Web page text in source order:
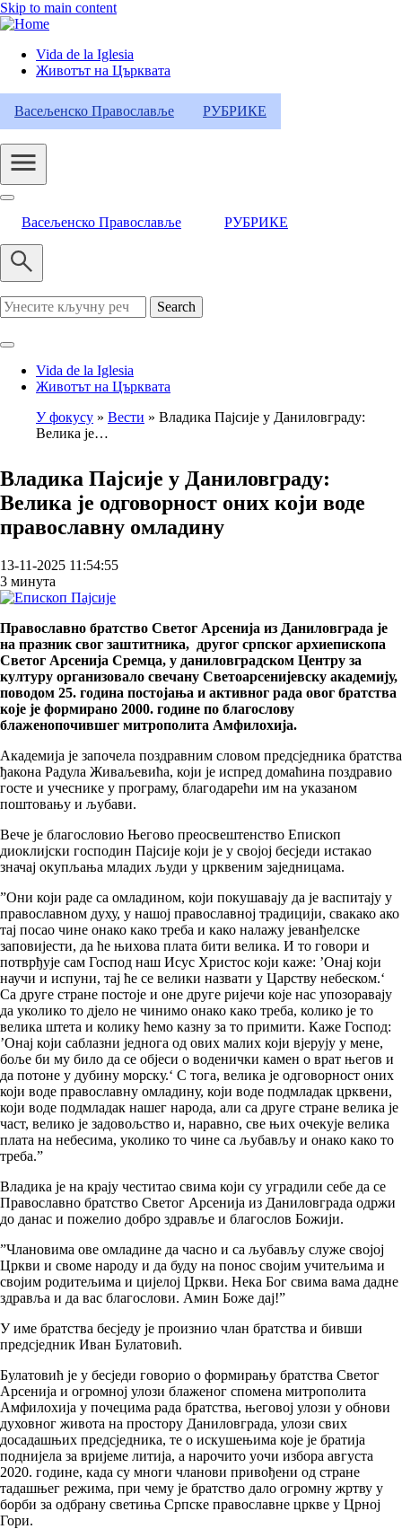
Skip to main content
Header
Category
Menu
Vida de la Iglesia
Животът на Църквата
Васељенско Православље РУБРИКЕ
Васељенско Православље РУБРИКЕ
Search
Vida de la Iglesia
Животът на Църквата
Breadcrumb
У фокусу Вести
Владика Пајсије у Даниловграду:
Велика је…
Владика Пајсије у Даниловграду:
Велика је одговорност оних који воде
православну омладину
13-11-2025 11:54:55
3 минута
Православно братство Светог Арсенија из Даниловграда је
на празник свог заштитника, другог српског архиепископа
Светог Арсенија Сремца, у даниловградском Центру за
културу организовало свечану Светоарсенијевску академију,
поводом 25. година постојања и активног рада овог братства
које је формирано 2000. године по благослову
блаженопочившег митрополита Амфилохија.
Академија је започела поздравним словом предсједника братства
ђакона Радула Живаљевића, који је испред домаћина поздравио
госте и учеснике у програму, благодарећи им на указаном
поштовању и љубави.
Вече је благословио Његово преосвештенство Епископ
диоклијски господин Пајсије који је у својој бесједи истакао
значај окупљања младих људи у црквеним заједницама.
”Они који раде са омладином, који покушавају да је васпитају у
православном духу, у нашој православној традицији, свакако ако
тај посао чине онако како треба и како налажу јеванђелске
заповијести, да ће њихова плата бити велика. И то говори и
потврђује сам Господ наш Исус Христос који каже: ’Онај који
научи и испуни, тај ће се велики назвати у Царству небеском.‘
Са друге стране постоје и оне друге ријечи које нас упозоравају
да уколико то дјело не чинимо онако како треба, колико је то
велика штета и колику ћемо казну за то примити. Каже Господ:
’Онај који саблазни једнога од ових малих који вјерују у мене,
боље би му било да се објеси о воденички камен о врат његов и
да потоне у дубину морску.‘ С тога, велика је одговорност оних
који воде православну омладину, који воде подмладак црквени,
који воде подмладак нашег народа, али са друге стране велика је
част, велико је задовољство и, наравно, све њих очекује велика
плата на небесима, уколико то чине са љубављу и онако како то
треба.”
Владика је на крају честитао свима који су уградили себе да се
Православно братство Светог Арсенија из Даниловграда одржи
до данас и пожелио добро здравље и благослов Божији.
”Члановима ове омладине да часно и са љубављу служе својој
Цркви и своме народу и да буду на понос својим учитељима и
својим родитељима и цијелој Цркви. Нека Бог свима вама дадне
здравља и да вас благослови. Амин Боже дај!”
У име братства бесједу је произнио члан братства и бивши
предсједник Иван Булатовић.
Булатовић је у бесједи говорио о формирању братства Светог
Арсенија и огромној улози блаженог спомена митрополита
Амфилохија у почецима рада братства, његовој улози у обнови
духовног живота на простору Даниловграда, улози свих
досадашњих предсједника, те о искушењима које је братија
поднијела за вријеме литија, а нарочито уочи избора августа
2020. године, када су многи чланови привођени од стране
тадашњег режима, при чему је братство дало огромну жртву у
борби за одбрану светиња Српске православне цркве у Црној
Гори.